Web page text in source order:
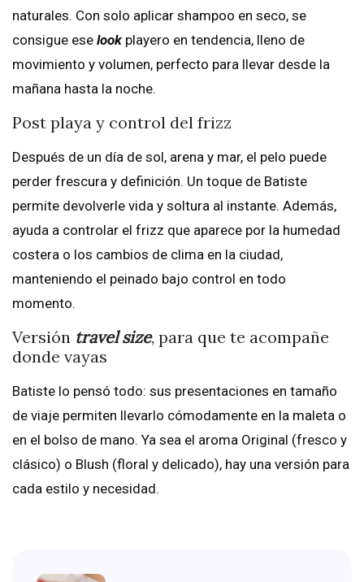
naturales. Con solo aplicar shampoo en seco, se
consigue ese lookplayero en tendencia, lleno de
movimiento y volumen, perfecto para llevar desde la
mañana hasta la noche.
Post playa y control del frizz
Después de un día de sol, arena y mar, el pelo puede
perder frescura y definición. Un toque de Batiste
permite devolverle vida y soltura al instante. Además,
ayuda a controlar el frizz que aparece por la humedad
costera o los cambios de clima en la ciudad,
manteniendo el peinado bajo control en todo
momento.
Versión travel size, para que te acompañe
donde vayas
Batiste lo pensó todo: sus presentaciones en tamaño
de viaje permiten llevarlo cómodamente en la maleta o
en el bolso de mano. Ya sea el aroma Original (fresco y
clásico) o Blush (floral y delicado), hay una versión para
cada estilo y necesidad.